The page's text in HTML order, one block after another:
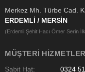
Merkez Mh. Türbe Cad.
ERDEMLİ / MERSİN
(Erdemli Şehit Hacı Ömer Serin
MÜŞTERI
Sabit Hat: 0324